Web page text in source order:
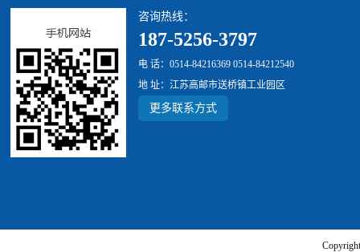
咨询热线：
187-5256-3797
电 话：0514-84216369 0514-84212540
地 址：江苏高邮市送桥镇工业园区
更多联系方式